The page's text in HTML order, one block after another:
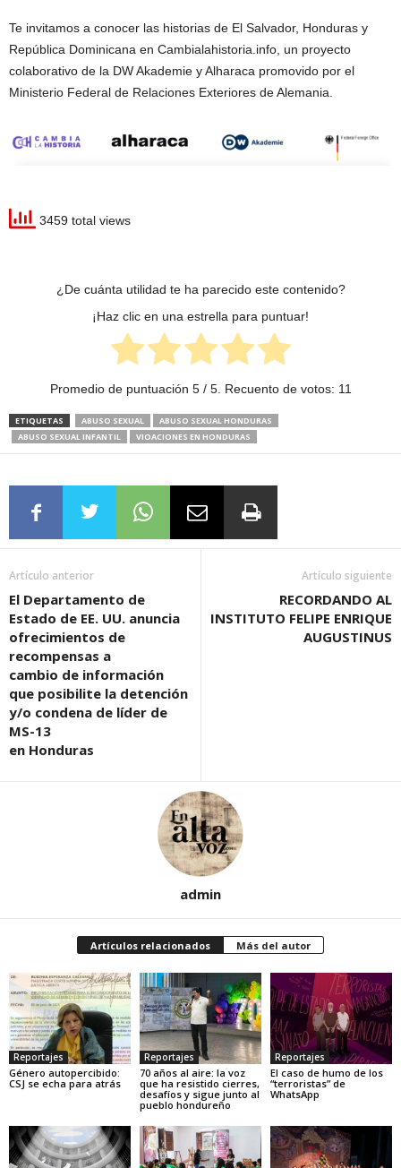
Te invitamos a conocer las historias de El Salvador, Honduras y
República Dominicana en Cambialahistoria.info, un proyecto
colaborativo de la DW Akademie y Alharaca promovido por el
Ministerio Federal de Relaciones Exteriores de Alemania.
3459 total views
¿De cuánta utilidad te ha parecido este contenido?
¡Haz clic en una estrella para puntuar!
Promedio de puntuación 5/ 5. Recuento de votos: 11
ETIQUETAS ABUSO SEXUAL
ABUSO SEXUAL HONDURAS
ABUSO SEXUAL INFANTIL
VIOACIONES EN HONDURAS
Artículo anterior
El Departamento de
Estado de EE. UU. anuncia
ofrecimientos de
recompensas a
cambio de información
que posibilite la detención
y/o condena de líder de
MS-13
en Honduras
Artículo siguiente
RECORDANDO AL
INSTITUTO FELIPE ENRIQUE
AUGUSTINUS
admin
Artículos relacionados Más del autor
Reportajes
Género autopercibido:
CSJ se echa para atrás
Reportajes
70 años al aire: la voz
que ha resistido cierres,
desafíos y sigue junto al
pueblo hondureño
Reportajes
El caso de humo de los
“terroristas” de
WhatsApp